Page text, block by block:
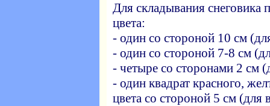
Для складывания снеговика
цвета:
- один со стороной 10 см
- один со стороной 7-8 см
- четыре со сторонами 2 см
- один квадрат красного,
цвета со стороной 5 см (для